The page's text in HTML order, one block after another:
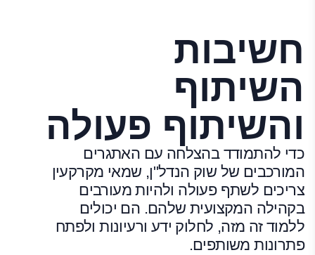
חשיבות
השיתוף
והשיתוף פעולה
כדי להתמודד בהצלחה עם האתגרים
המורכבים של שוק הנדל"ן, שמאי מקרקעין
צריכים לשתף פעולה ולהיות מעורבים
בקהילה המקצועית שלהם. הם יכולים
ללמוד זה מזה, לחלוק ידע ורעיונות ולפתח
פתרונות משותפים.